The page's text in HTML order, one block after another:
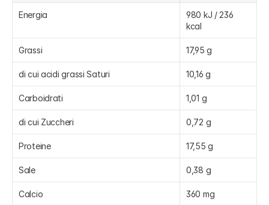
Energia
980 kJ / 236
kcal
Grassi 17,95 g
di cui acidi grassi Saturi 10,16 g
Carboidrati 1,01 g
di cui Zuccheri 0,72 g
Proteine 17,55 g
Sale 0,38 g
Calcio 360 mg